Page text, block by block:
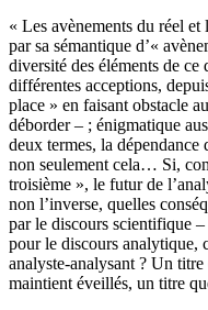
« Les avènements du réel
par sa sémantique d’«
diversité des éléments de
différentes acceptions,
place » en faisant obstacle
déborder – ; énigmatique
deux termes, la dépendance
non seulement cela… Si,
troisième », le futur de
non l’inverse, quelles
par le discours scientifique
pour le discours analytique,
analyste-analysant ? Un
maintient éveillés, un titre